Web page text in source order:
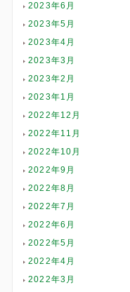
2023年6月
2023年5月
2023年4月
2023年3月
2023年2月
2023年1月
2022年12月
2022年11月
2022年10月
2022年9月
2022年8月
2022年7月
2022年6月
2022年5月
2022年4月
2022年3月